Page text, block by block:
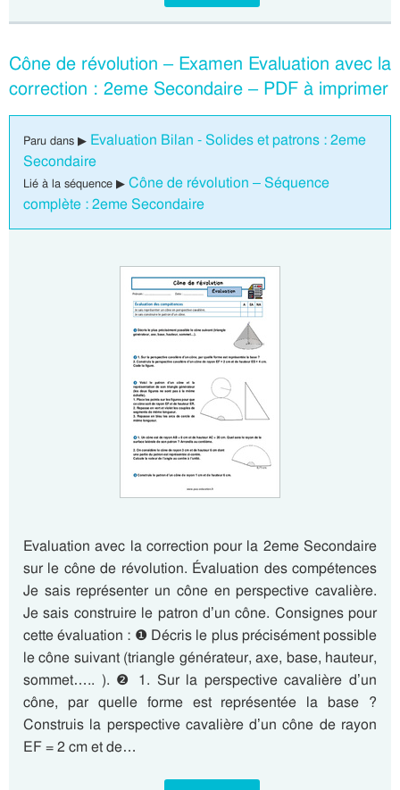
Cône de révolution – Examen Evaluation avec la
correction : 2eme Secondaire – PDF à imprimer
Paru dans ▶ Evaluation Bilan - Solides et patrons : 2eme
Secondaire
Lié à la séquence ▶ Cône de révolution – Séquence
complète : 2eme Secondaire
Evaluation avec la correction pour la 2eme Secondaire
sur le cône de révolution. Évaluation des compétences
Je sais représenter un cône en perspective cavalière.
Je sais construire le patron d’un cône. Consignes pour
cette évaluation : ❶ Décris le plus précisément possible
le cône suivant (triangle générateur, axe, base, hauteur,
sommet….. ). ❷ 1. Sur la perspective cavalière d’un
cône, par quelle forme est représentée la base ?
Construis la perspective cavalière d’un cône de rayon
EF = 2 cm et de…